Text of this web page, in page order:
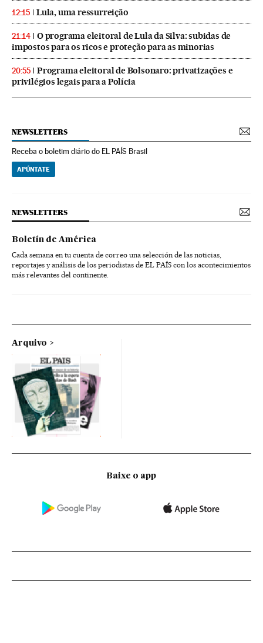
12:15 Lula, uma ressurreição
21:14
O programa eleitoral de Lula da Silva: subidas de
impostos para os ricos e proteção para as minorias
20:55
Programa eleitoral de Bolsonaro: privatizações e
privilégios legais para a Polícia
NEWSLETTERS
Receba o boletim diário do EL PAÍS Brasil
APÚNTATE
NEWSLETTERS
Boletín de América
Cada semana en tu cuenta de correo una selección de las noticias,
reportajes y análisis de los periodistas de EL PAÍS con los acontecimientos
más relevantes del continente.
Arquivo
Baixe o app